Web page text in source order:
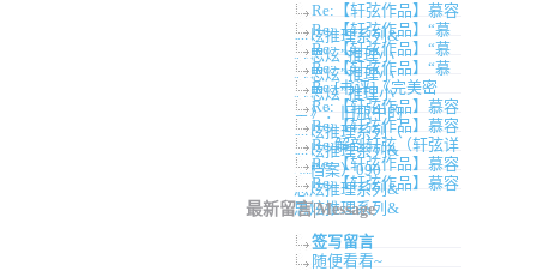
Re:【轩弦作品】慕容
思炫推理系列&
Re:【轩弦作品】“慕
容思炫”推理小
Re:【轩弦作品】“慕
容思炫”推理小
Re:【轩弦作品】“慕
容思炫”推理小
Re:[书评]《完美密
室》：旧瓶中的
Re:【轩弦作品】慕容
思炫推理系列（
Re:【轩弦作品】慕容
思炫推理系列&
Re:解剖轩弦（轩弦详
细档案）090
Re:【轩弦作品】慕容
思炫推理系列&
Re:【轩弦作品】慕容
思炫推理系列&
最新留言|Message
签写留言
随便看看~